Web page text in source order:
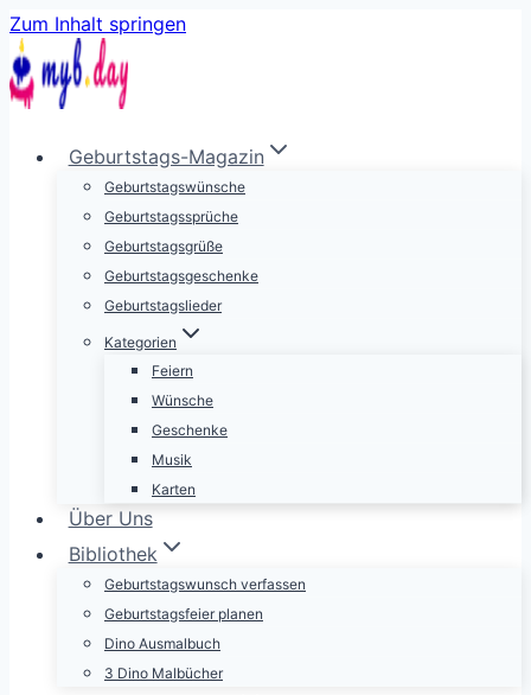
Zum Inhalt springen
Geburtstags-Magazin
Geburtstagswünsche
Geburtstagssprüche
Geburtstagsgrüße
Geburtstagsgeschenke
Geburtstagslieder
Kategorien
Feiern
Wünsche
Geschenke
Musik
Karten
Über Uns
Bibliothek
Geburtstagswunsch verfassen
Geburtstagsfeier planen
Dino Ausmalbuch
3 Dino Malbücher